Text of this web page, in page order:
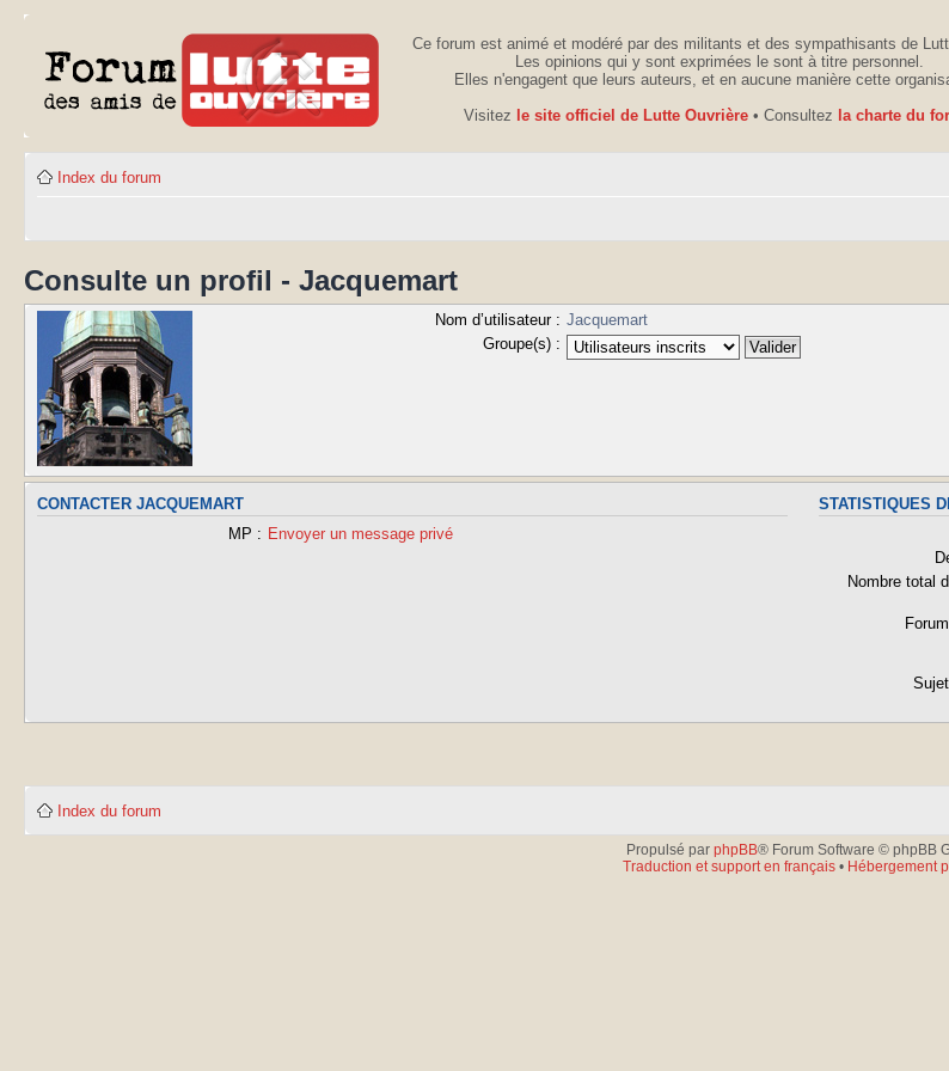
Ce forum est animé et modéré par des militants et des sympathisants de
Les opinions qui y sont exprimées le sont à titre personnel.
Elles n'engagent que leurs auteurs, et en aucune manière cette
Visitez le site officiel de Lutte Ouvrière • Consultez la charte du
Index du forum
Consulte un profil - Jacquemart
Nom d’utilisateur : Jacquemart
Groupe(s) :
CONTACTER JACQUEMART
MP : Envoyer un message privé
STATISTIQUES
Nombre total
Index du forum
Propulsé par phpBB® Forum Software © phpBB
Traduction et support en français• Hébergement